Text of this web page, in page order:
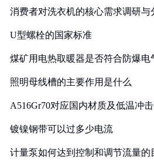
消费者对洗衣机的核心需求调研与
U型螺栓的国家标准
煤矿用电热取暖器是否符合防爆电
照明母线槽的主要作用是什么
A516Gr70对应国内材质及低温冲
镀镍钢带可以过多少电流
计量泵如何达到控制和调节流量的